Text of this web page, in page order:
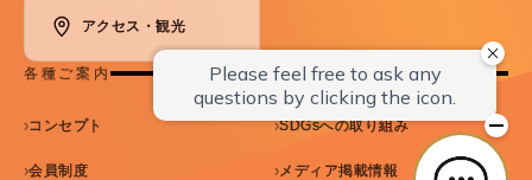
アクセス・観光
各種ご案内
コンセプト SDGsへの取り組み
会員制度 メディア掲載情報